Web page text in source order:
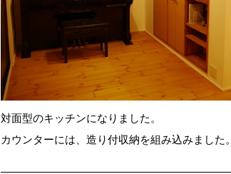
対面型のキッチンになりました。
カウンターには、造り付収納を組み込みました。